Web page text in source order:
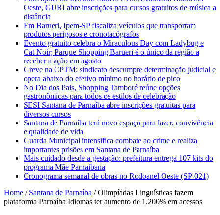
Oeste, GURI abre inscrições para cursos gratuitos de música a
distância
Em Barueri, Ipem-SP fiscaliza veículos que transportam
produtos perigosos e cronotacógrafos
Evento gratuito celebra o Miraculous Day com Ladybug e
Cat Noir; Parque Shopping Barueri é o único da região a
receber a ação em agosto
Greve na CPTM: sindicato descumpre determinação judicial e
opera abaixo do efetivo mínimo no horário de pico
No Dia dos Pais, Shopping Tamboré reúne opções
gastronômicas para todos os estilos de celebração
SESI Santana de Parnaíba abre inscrições gratuitas para
diversos cursos
Santana de Parnaíba terá novo espaço para lazer, convivência
e qualidade de vida
Guarda Municipal intensifica combate ao crime e realiza
importantes prisões em Santana de Parnaíba
Mais cuidado desde a gestação: prefeitura entrega 107 kits do
programa Mãe Parnaibana
Cronograma semanal de obras no Rodoanel Oeste (SP-021)
Home / Santana de Parnaíba / Olimpíadas Linguísticas fazem
plataforma Parnaíba Idiomas ter aumento de 1.200% em acessos